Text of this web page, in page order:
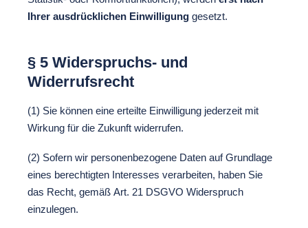
Ihrer ausdrücklichen Einwilligung gesetzt.
§ 5 Widerspruchs- und
Widerrufsrecht
(1) Sie können eine erteilte Einwilligung jederzeit mit
Wirkung für die Zukunft widerrufen.
(2) Sofern wir personenbezogene Daten auf Grundlage
eines berechtigten Interesses verarbeiten, haben Sie
das Recht, gemäß Art. 21 DSGVO Widerspruch
einzulegen.